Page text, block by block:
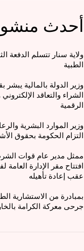
أحدث
ولاية سنار تتسلم الدفعة
الطبية
وزير الدولة بالمالية
الشراء والتعاقد
الرقمية
وزير الموارد البشرية
التزام الحكومة بحقوق
ممثل مدير عام قوات
افتتاح مقر الإدارة العامة
عقب إعادة تأهيله
بمبادرة من الاستشارية
جرحى معركة الكرامة